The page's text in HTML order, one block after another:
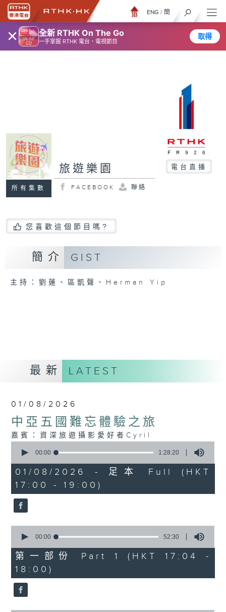
× 全新 RTHK On The Go
一手掌握 RTHK 電台、電視節目
取得
ENG / 簡
所有集數
旅遊樂園 電台直播
FACEBOOK 聯絡
您喜歡這個節目嗎?
簡介 GIST
主持：劉蓮、區凱聲、Herman Yip
最新 LATEST
01/08/2026
中亞五國難忘體驗之旅
嘉賓：資深旅遊攝影愛好者Cyril
seconds
1
hour,
28
minutes,
20
seconds
00:00 1:28:20
01/08/2026 - 足本 Full (HKT
17:00 - 19:00)
seconds
52
minutes,
30
seconds
00:00 52:30
第一部份 Part 1 (HKT 17:04 -
18:00)